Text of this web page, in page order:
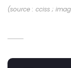
(source : cciss ;